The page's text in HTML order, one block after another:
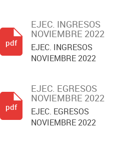
EJEC. INGRESOS
NOVIEMBRE 2022
EJEC. INGRESOS
NOVIEMBRE 2022
pdf
EJEC. EGRESOS
NOVIEMBRE 2022
EJEC. EGRESOS
NOVIEMBRE 2022
pdf